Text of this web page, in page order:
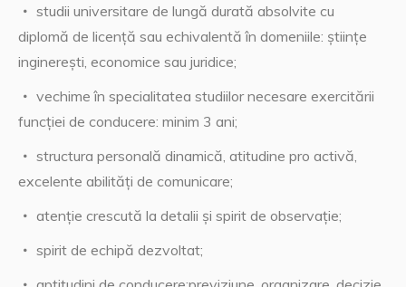
studii universitare de lungă durată absolvite cu
diplomă de licență sau echivalentă în domeniile: științe
inginerești, economice sau juridice;
vechime în specialitatea studiilor necesare exercitării
funcției de conducere: minim 3 ani;
structura personală dinamică, atitudine pro activă,
excelente abilități de comunicare;
atenție crescută la detalii și spirit de observație;
spirit de echipă dezvoltat;